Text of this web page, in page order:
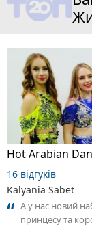
16 відгуків
Kalyania Sabet
А у нас новий
принцесу та